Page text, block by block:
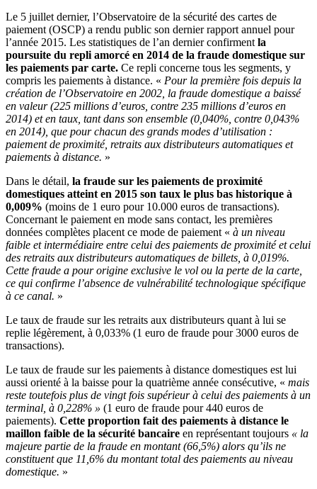
Le 5 juillet dernier, l’Observatoire de la sécurité des cartes de
paiement (OSCP) a rendu public son dernier rapport annuel pour
l’année 2015. Les statistiques de l’an dernier confirmentla
poursuite du repli amorcé en 2014 de la fraude domestique sur
les paiements par carte. Ce repli concerne tous les segments, y
compris les paiements à distance. « Pour la première fois depuis la
création de l’Observatoire en 2002, la fraude domestique a baissé
en valeur (225 millions d’euros, contre 235 millions d’euros en
2014) et en taux, tant dans son ensemble (0,040%, contre 0,043%
en 2014), que pour chacun des grands modes d’utilisation :
paiement de proximité, retraits aux distributeurs automatiques et
paiements à distance. »
Dans le détail, la fraude sur les paiements de proximité
domestiques atteint en 2015 son taux le plus bas historique à
0,009% (moins de 1 euro pour 10.000 euros de transactions).
Concernant le paiement en mode sans contact, les premières
données complètes placent ce mode de paiement « à un niveau
faible et intermédiaire entre celui des paiements de proximité et celui
des retraits aux distributeurs automatiques de billets, à 0,019%.
Cette fraude a pour origine exclusive le vol ou la perte de la carte,
ce qui confirme l’absence de vulnérabilité technologique spécifique
à ce canal. »
Le taux de fraude sur les retraits aux distributeurs quant à lui se
replie légèrement, à 0,033% (1 euro de fraude pour 3000 euros de
transactions).
Le taux de fraude sur les paiements à distance domestiques est lui
aussi orienté à la baisse pour la quatrième année consécutive, « mais
reste toutefois plus de vingt fois supérieur à celui des paiements à un
terminal, à 0,228% » (1 euro de fraude pour 440 euros de
paiements). Cette proportion fait des paiements à distance le
maillon faible de la sécurité bancaire en représentant toujours « la
majeure partie de la fraude en montant (66,5%) alors qu’ils ne
constituent que 11,6% du montant total des paiements au niveau
domestique. »